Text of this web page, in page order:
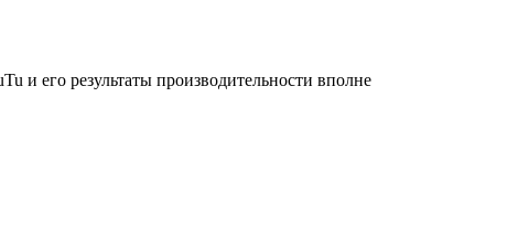
и его результаты производительности вполне